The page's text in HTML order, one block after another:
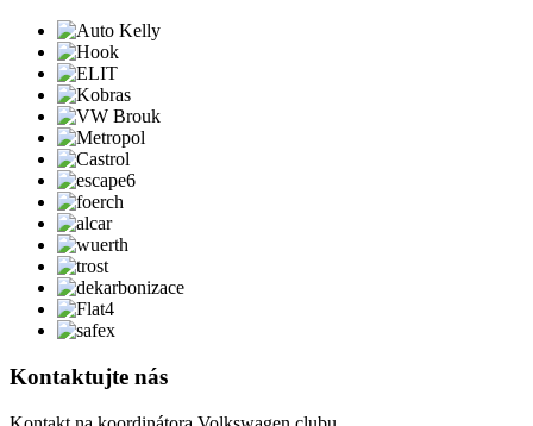
Kontaktujte nás